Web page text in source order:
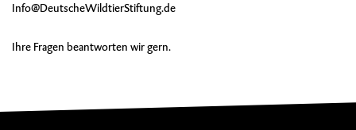
Info@DeutscheWildtierStiftung.de
Ihre Fragen beantworten wir gern.